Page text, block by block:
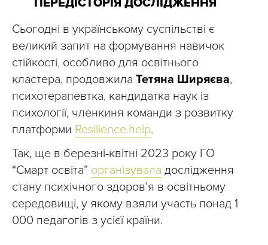
ПЕРЕДІСТОРІЯ ДОСЛІДЖЕННЯ
Сьогодні в українському суспільстві є
великий запит на формування навичок
стійкості, особливо для освітнього
кластера, продовжила Тетяна Ширяєва,
психотерапевтка, кандидатка наук із
психології, членкиня команди з розвитку
платформи Resilience.help.
Так, ще в березні-квітні 2023 року ГО
“Смарт освіта” організувала дослідження
стану психічного здоров’я в освітньому
середовищі, у якому взяли участь понад 1
000 педагогів з усієї країни.